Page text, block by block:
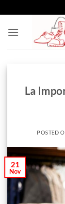
al
contenido
La
POSTED
21
Nov